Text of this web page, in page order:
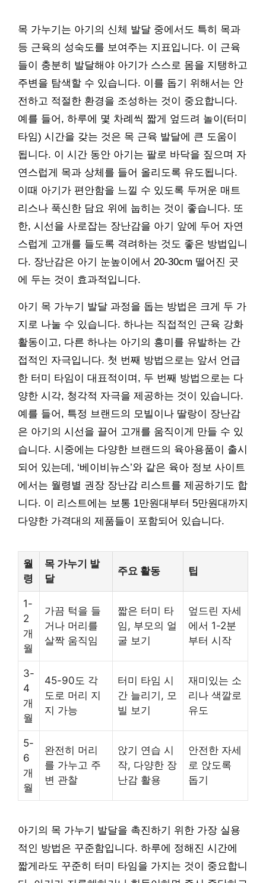
목 가누기는 아기의 신체 발달 중에서도 특히 목과
등 근육의 성숙도를 보여주는 지표입니다. 이 근육
들이 충분히 발달해야 아기가 스스로 몸을 지탱하고
주변을 탐색할 수 있습니다. 이를 돕기 위해서는 안
전하고 적절한 환경을 조성하는 것이 중요합니다.
예를 들어, 하루에 몇 차례씩 짧게 엎드려 놀이(터미
타임) 시간을 갖는 것은 목 근육 발달에 큰 도움이
됩니다. 이 시간 동안 아기는 팔로 바닥을 짚으며 자
연스럽게 목과 상체를 들어 올리도록 유도됩니다.
이때 아기가 편안함을 느낄 수 있도록 두꺼운 매트
리스나 푹신한 담요 위에 눕히는 것이 좋습니다. 또
한, 시선을 사로잡는 장난감을 아기 앞에 두어 자연
스럽게 고개를 들도록 격려하는 것도 좋은 방법입니
다. 장난감은 아기 눈높이에서 20-30cm 떨어진 곳
에 두는 것이 효과적입니다.
아기 목 가누기 발달 과정을 돕는 방법은 크게 두 가
지로 나눌 수 있습니다. 하나는 직접적인 근육 강화
활동이고, 다른 하나는 아기의 흥미를 유발하는 간
접적인 자극입니다. 첫 번째 방법으로는 앞서 언급
한 터미 타임이 대표적이며, 두 번째 방법으로는 다
양한 시각, 청각적 자극을 제공하는 것이 있습니다.
예를 들어, 특정 브랜드의 모빌이나 딸랑이 장난감
은 아기의 시선을 끌어 고개를 움직이게 만들 수 있
습니다. 시중에는 다양한 브랜드의 육아용품이 출시
되어 있는데, ‘베이비뉴스’와 같은 육아 정보 사이트
에서는 월령별 권장 장난감 리스트를 제공하기도 합
니다. 이 리스트에는 보통 1만원대부터 5만원대까지
다양한 가격대의 제품들이 포함되어 있습니다.
월
령
목 가누기 발
달
주요 활동 팁
1-
2
개
월
가끔 턱을 들
거나 머리를
살짝 움직임
짧은 터미 타
임, 부모의 얼
굴 보기
엎드린 자세
에서 1-2분
부터 시작
3-
4
개
월
45-90도 각
도로 머리 지
지 가능
터미 타임 시
간 늘리기, 모
빌 보기
재미있는 소
리나 색깔로
유도
5-
6
개
월
완전히 머리
를 가누고 주
변 관찰
앉기 연습 시
작, 다양한 장
난감 활용
안전한 자세
로 앉도록
돕기
아기의 목 가누기 발달을 촉진하기 위한 가장 실용
적인 방법은 꾸준함입니다. 하루에 정해진 시간에
짧게라도 꾸준히 터미 타임을 가지는 것이 중요합니